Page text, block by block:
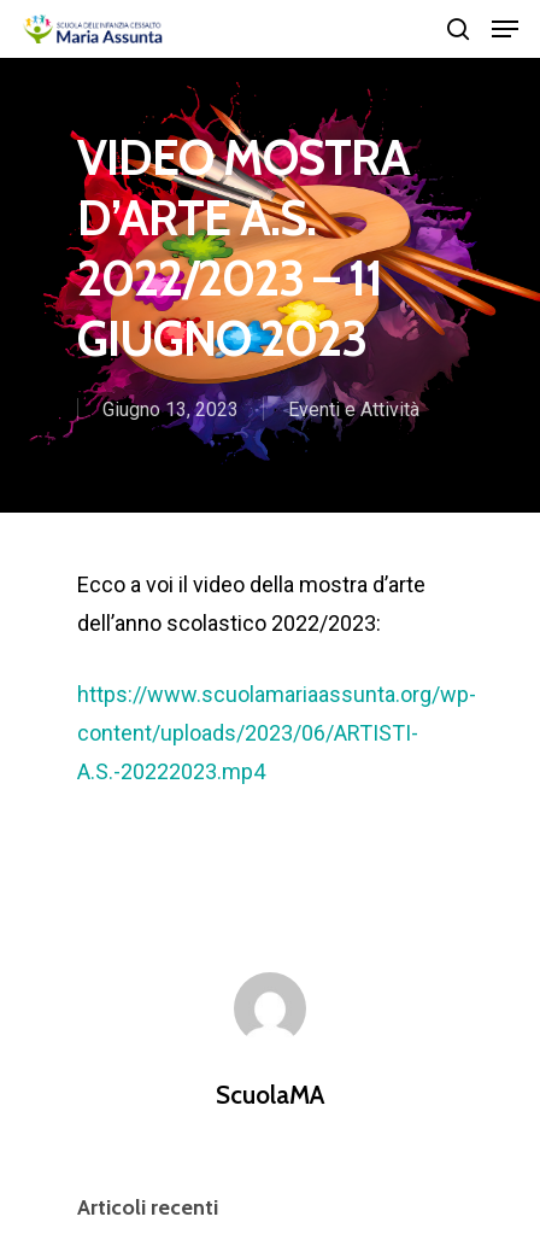
Skip
to
content
search
VIDEO MOSTRA
D’ARTE A.S.
2022/2023 – 11
GIUGNO 2023
Giugno 13, 2023 Eventi e Attività
Ecco a voi il video della mostra d’arte
dell’anno scolastico 2022/2023:
https://www.scuolamariaassunta.org/wp-
content/uploads/2023/06/ARTISTI-
A.S.-20222023.mp4
ScuolaMA
Articoli recenti